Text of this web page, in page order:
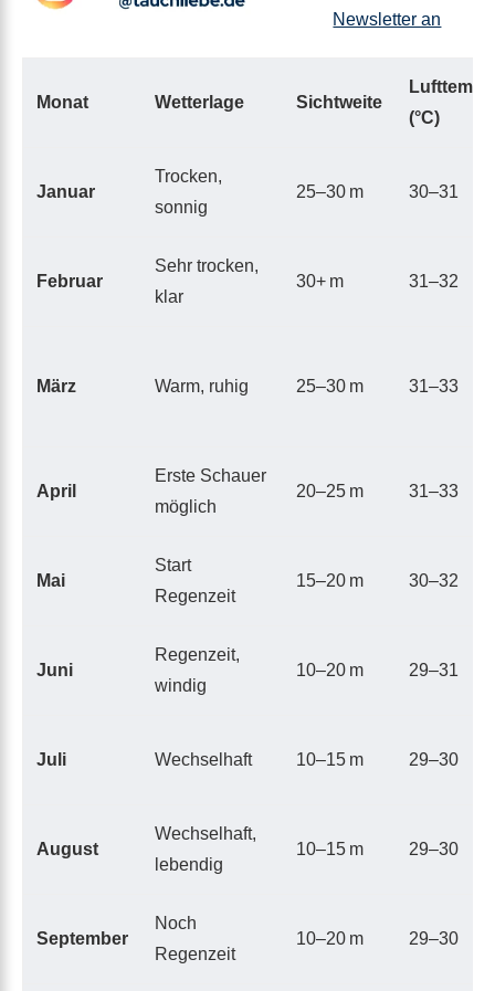
Newsletter an
Monat Wetterlage Sichtweite
Lufttemp.
(°C)
Januar
Trocken,
sonnig
25–30 m 30–31
Februar
Sehr trocken,
klar
30+ m 31–32
März Warm, ruhig 25–30 m 31–33
April
Erste Schauer
möglich
20–25 m 31–33
Mai
Start
Regenzeit
15–20 m 30–32
Juni
Regenzeit,
windig
10–20 m 29–31
Juli Wechselhaft 10–15 m 29–30
August
Wechselhaft,
lebendig
10–15 m 29–30
September
Noch
Regenzeit
10–20 m 29–30